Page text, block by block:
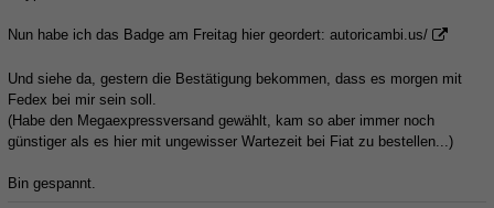
Nun habe ich das Badge am Freitag hier geordert: autoricambi.us/
Und siehe da, gestern die Bestätigung bekommen, dass es morgen mit
Fedex bei mir sein soll.
(Habe den Megaexpressversand gewählt, kam so aber immer noch
günstiger als es hier mit ungewisser Wartezeit bei Fiat zu bestellen...)
Bin gespannt.